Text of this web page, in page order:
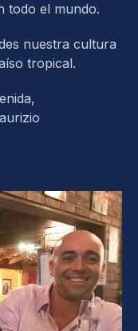
todo el mundo.
nuestra cultura
tropical.